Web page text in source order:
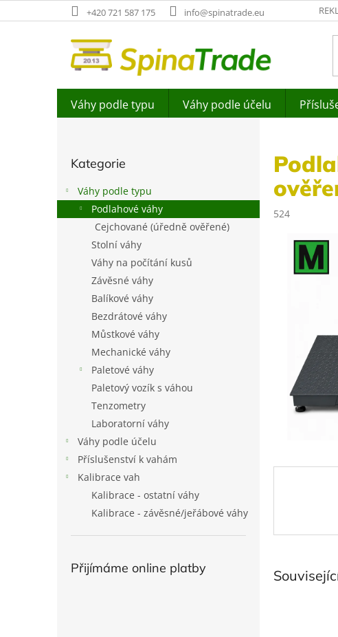
na
+420 721 587 175 info@spinatrade.eu
Váhy podle typu Váhy podle účelu
a
n
kategorie
Kategorie
Váhy podle typu
Podlahové váhy
Cejchované (úředně ověřené)
Stolní váhy
Váhy na počítání kusů
Závěsné váhy
Balíkové váhy
Bezdrátové váhy
Můstkové váhy
Mechanické váhy
Paletové váhy
Paletový vozík s váhou
Tenzometry
Laboratorní váhy
Váhy podle účelu
Příslušenství k vahám
Kalibrace vah
Kalibrace - ostatní váhy
Kalibrace - závěsné/jeřábové váhy
Přijímáme online platby
524